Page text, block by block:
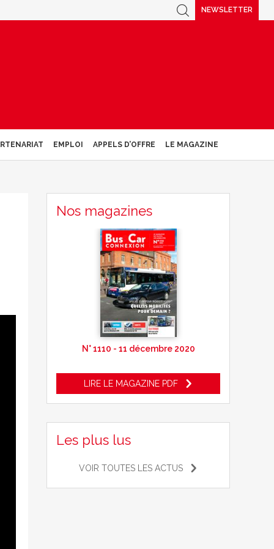
NEWSLETTER
EMPLOI APPELS D’OFFRE LE MAGAZINE
Nos magazines
N° 1110 - 11 décembre 2020
LIRE LE MAGAZINE PDF
Les plus lus
VOIR TOUTES LES ACTUS